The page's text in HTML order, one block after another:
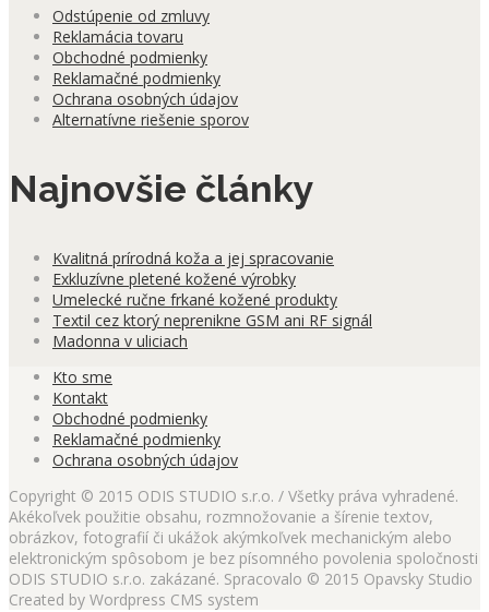
Odstúpenie od zmluvy
Reklamácia tovaru
Obchodné podmienky
Reklamačné podmienky
Ochrana osobných údajov
Alternatívne riešenie sporov
Najnovšie články
Kvalitná prírodná koža a jej spracovanie
Exkluzívne pletené kožené výrobky
Umelecké ručne frkané kožené produkty
Textil cez ktorý neprenikne GSM ani RF signál
Madonna v uliciach
Kto sme
Kontakt
Obchodné podmienky
Reklamačné podmienky
Ochrana osobných údajov
Copyright © 2015 ODIS STUDIO s.r.o. / Všetky práva vyhradené.
Akékoľvek použitie obsahu, rozmnožovanie a šírenie textov,
obrázkov, fotografií či ukážok akýmkoľvek mechanickým alebo
elektronickým spôsobom je bez písomného povolenia spoločnosti
ODIS STUDIO s.r.o. zakázané. Spracovalo © 2015 Opavsky Studio
Created by Wordpress CMS system